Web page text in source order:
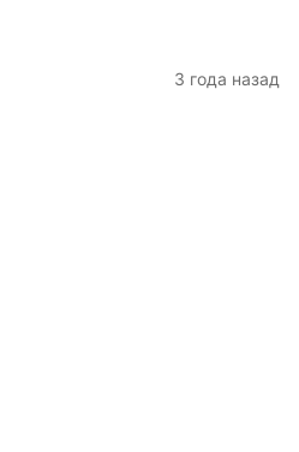
3 года назад